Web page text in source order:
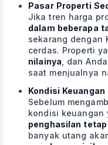
Pasar Properti
Jika tren harga
dalam beberapa
sekarang dengan
cerdas. Properti
nilainya , dan
saat menjualnya
Kondisi
Sebelum
kondisi keuangan
penghasilan tetap
banyak utang